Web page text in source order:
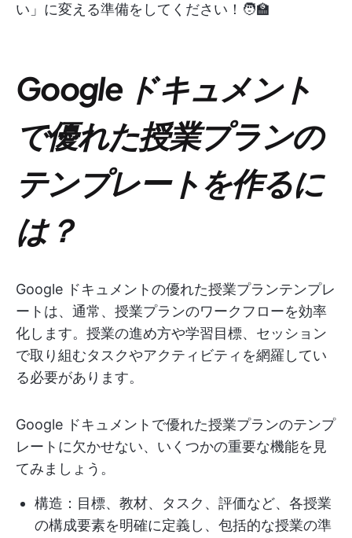
い」に変える準備をしてください！🧑‍🏫
Google ドキュメント
で優れた授業プランの
テンプレートを作るに
は？
Google ドキュメントの優れた授業プランテンプレ
ートは、通常、授業プランのワークフローを効率
化します。授業の進め方や学習目標、セッション
で取り組むタスクやアクティビティを網羅してい
る必要があります。
Google ドキュメントで優れた授業プランのテンプ
レートに欠かせない、いくつかの重要な機能を見
てみましょう。
構造：目標、教材、タスク、評価など、各授業
の構成要素を明確に定義し、包括的な授業の準